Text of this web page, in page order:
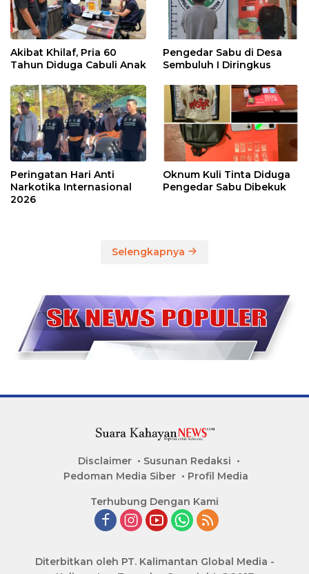
Akibat Khilaf, Pria 60
Tahun Diduga Cabuli Anak
Pengedar Sabu di Desa
Sembuluh I Diringkus
Peringatan Hari Anti
Narkotika Internasional
2026
Oknum Kuli Tinta Diduga
Pengedar Sabu Dibekuk
Selengkapnya
Disclaimer
Susunan Redaksi
Pedoman Media Siber
Profil Media
Terhubung Dengan Kami
Diterbitkan oleh PT. Kalimantan Global Media -